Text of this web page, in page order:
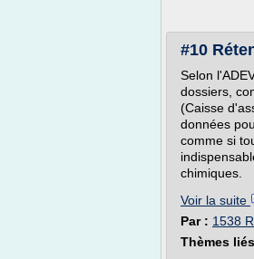
#10
Selon
dossiers,
(Caisse
données
comme si
chimiques.
Voir la suite
Par : 1538
Thèmes